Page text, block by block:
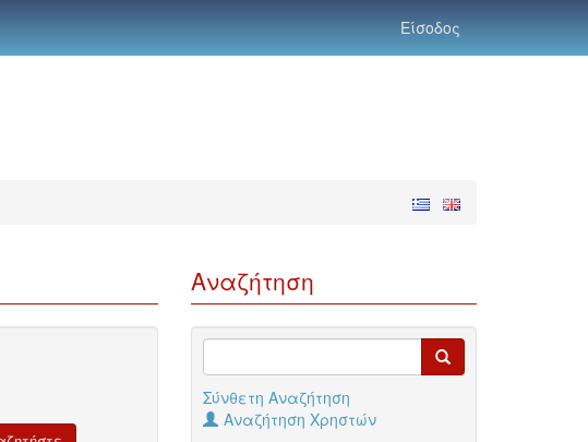
Είσοδος
Αναζήτηση
Σύνθετη Αναζήτηση
Αναζήτηση Χρηστών